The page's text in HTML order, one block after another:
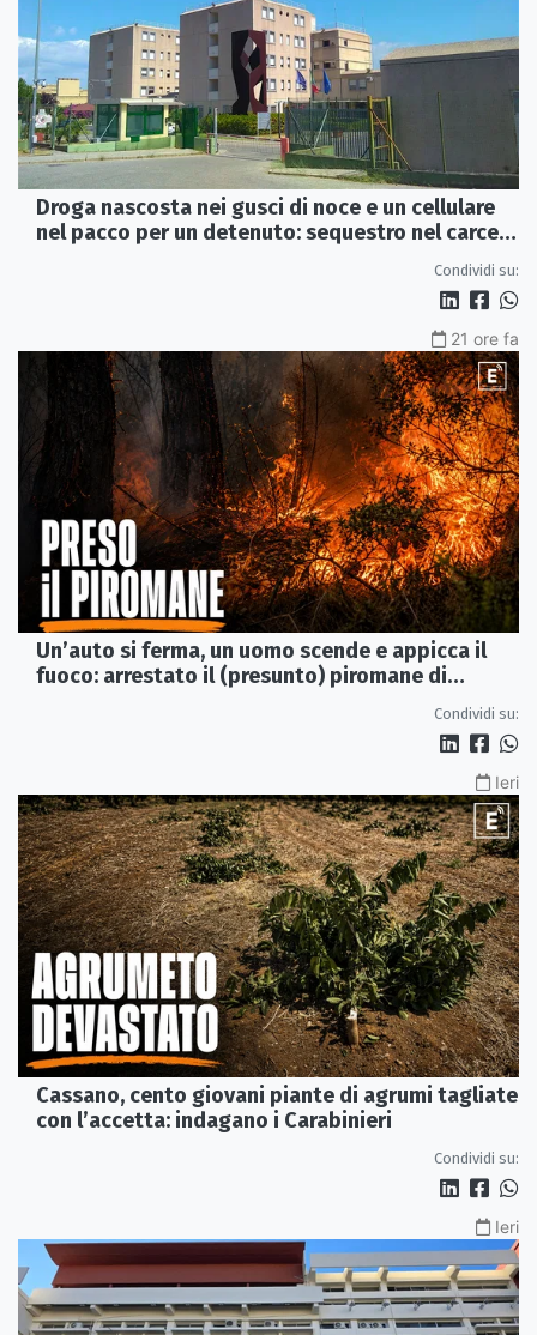
Droga nascosta nei gusci di noce e un cellulare
nel pacco per un detenuto: sequestro nel carcere
Condividi su:
21 ore fa
Un’auto si ferma, un uomo scende e appicca il
fuoco: arrestato il (presunto) piromane di
Condividi su:
Ieri
Cassano, cento giovani piante di agrumi tagliate
con l’accetta: indagano i Carabinieri
Condividi su:
Ieri